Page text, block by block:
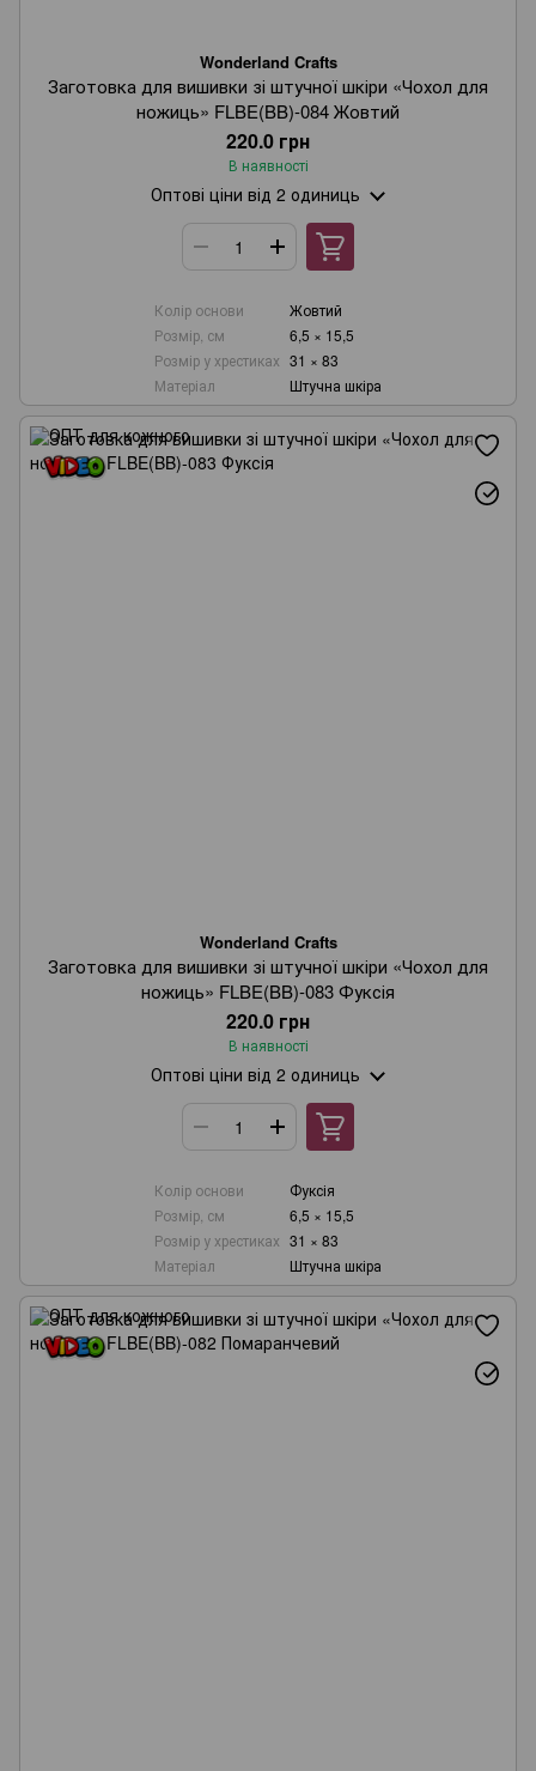
Wonderland Crafts
Заготовка для вишивки зі штучної шкіри «Чохол для
ножиць» FLBE(BB)-084 Жовтий
220.0 грн
В наявності
Оптові ціни від 2 одиниць
Колір основи
Жовтий
Розмір, см
6,5 × 15,5
Розмір у хрестиках 31 × 83
Матеріал
Штучна шкіра
Wonderland Crafts
Заготовка для вишивки зі штучної шкіри «Чохол для
ножиць» FLBE(BB)-083 Фуксія
220.0 грн
В наявності
Оптові ціни від 2 одиниць
Колір основи
Фуксія
Розмір, см
6,5 × 15,5
Розмір у хрестиках 31 × 83
Матеріал
Штучна шкіра